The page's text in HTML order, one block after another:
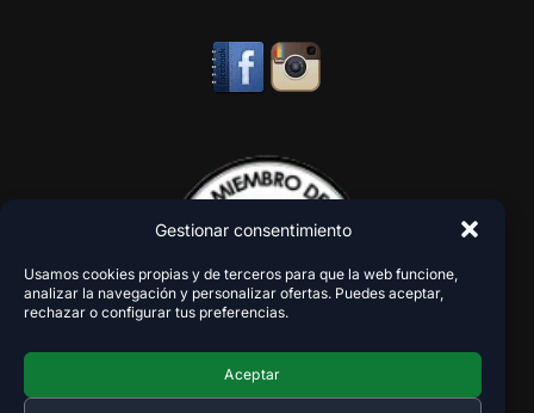
Gestionar consentimiento
Usamos cookies propias y de terceros para que la web funcione,
analizar la navegación y personalizar ofertas. Puedes aceptar,
rechazar o configurar tus preferencias.
Aceptar